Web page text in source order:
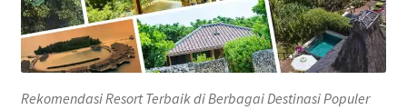
Rekomendasi Resort Terbaik di Berbagai Destinasi Populer